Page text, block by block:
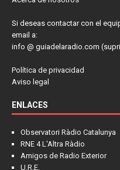
Si deseas contactar con el
email a:
info @ guiadelaradio.com
Política de privacidad
Aviso legal
ENLACES
Observatori Ràdio Catalunya
RNE 4 L'Altra Ràdio
Amigos de Radio Exterior
U.R.E.